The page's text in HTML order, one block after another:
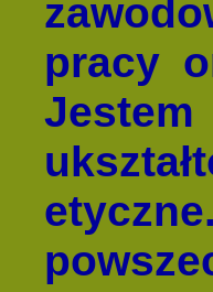
pracy